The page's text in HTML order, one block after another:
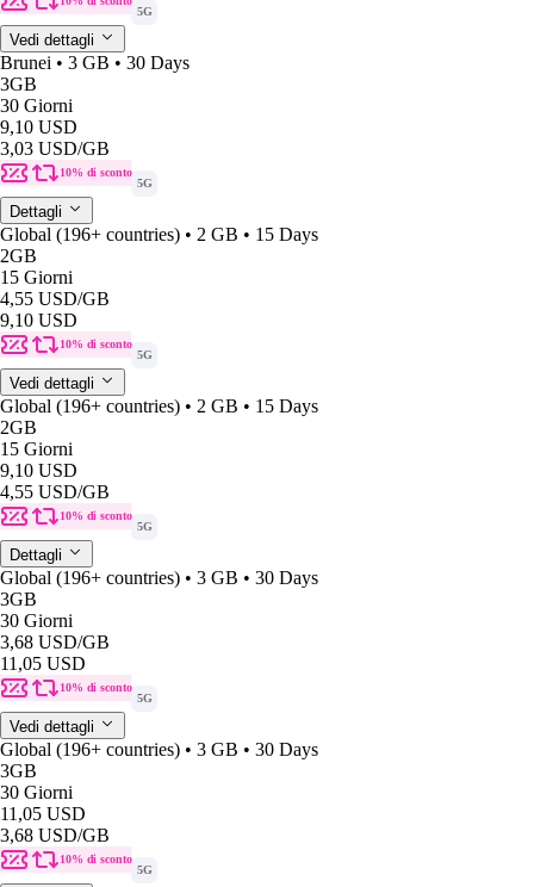
5G
Vedi dettagli
Brunei • 3 GB • 30 Days
3GB
30 Giorni
9,10 USD
3,03 USD/GB
10% di sconto
5G
Dettagli
Global (196+ countries) • 2 GB • 15 Days
2GB
15 Giorni
4,55 USD/GB
9,10 USD
10% di sconto
5G
Vedi dettagli
Global (196+ countries) • 2 GB • 15 Days
2GB
15 Giorni
9,10 USD
4,55 USD/GB
10% di sconto
5G
Dettagli
Global (196+ countries) • 3 GB • 30 Days
3GB
30 Giorni
3,68 USD/GB
11,05 USD
10% di sconto
5G
Vedi dettagli
Global (196+ countries) • 3 GB • 30 Days
3GB
30 Giorni
11,05 USD
3,68 USD/GB
10% di sconto
5G